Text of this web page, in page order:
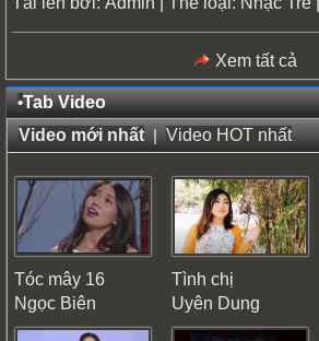
Xem tất cả
•Tab Video
Video mới nhất|Video HOT nhất
Tóc mây 16
Ngọc Biên
Tình chị
Uyên Dung